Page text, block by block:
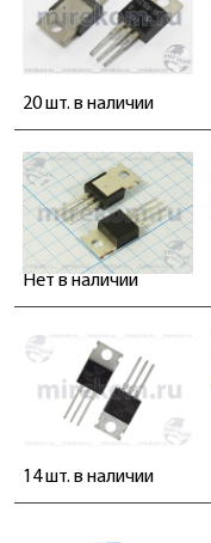
20 шт. в наличии
Нет в наличии
14 шт. в наличии